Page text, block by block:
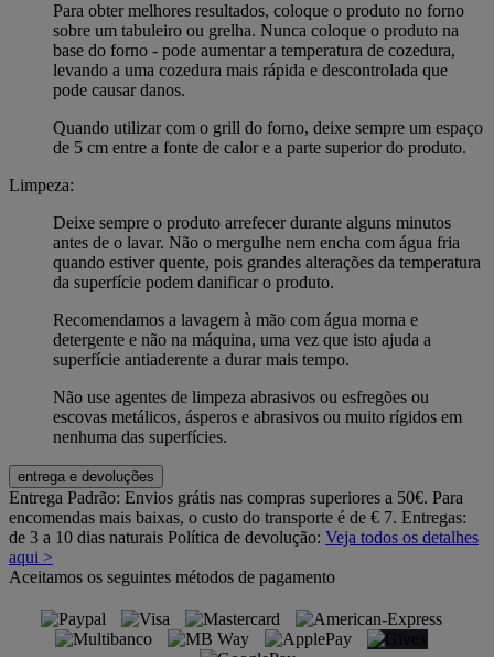
Para obter melhores resultados, coloque o produto no forno
sobre um tabuleiro ou grelha. Nunca coloque o produto na
base do forno - pode aumentar a temperatura de cozedura,
levando a uma cozedura mais rápida e descontrolada que
pode causar danos.
Quando utilizar com o grill do forno, deixe sempre um espaço
de 5 cm entre a fonte de calor e a parte superior do produto.
Limpeza:
Deixe sempre o produto arrefecer durante alguns minutos
antes de o lavar. Não o mergulhe nem encha com água fria
quando estiver quente, pois grandes alterações da temperatura
da superfície podem danificar o produto.
Recomendamos a lavagem à mão com água morna e
detergente e não na máquina, uma vez que isto ajuda a
superfície antiaderente a durar mais tempo.
Não use agentes de limpeza abrasivos ou esfregões ou
escovas metálicos, ásperos e abrasivos ou muito rígidos em
nenhuma das superfícies.
entrega e devoluções
Entrega Padrão: Envios grátis nas compras superiores a 50€. Para
encomendas mais baixas, o custo do transporte é de € 7. Entregas:
de 3 a 10 dias naturais Política de devolução: Veja todos os detalhes
aqui >
Aceitamos os seguintes métodos de pagamento